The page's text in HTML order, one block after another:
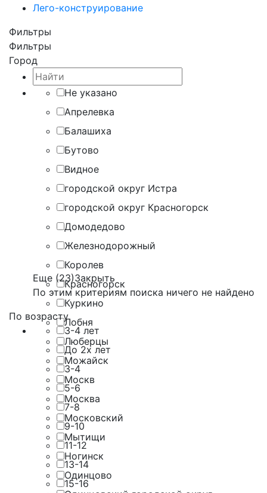
Лего-конструирование
Фильтры
Фильтры
Город
Не указано
Апрелевка
Балашиха
Бутово
Видное
городской округ Истра
городской округ Красногорск
Домодедово
Железнодорожный
Королев
Красногорск
Куркино
Лобня
Люберцы
Можайск
Москв
Москва
Московский
Мытищи
Ногинск
Одинцово
Еще (23)Закрыть
По этим критериям поиска ничего не найдено
По возрасту
3-4 лет
До 2х лет
3-4
5-6
7-8
9-10
11-12
13-14
15-16